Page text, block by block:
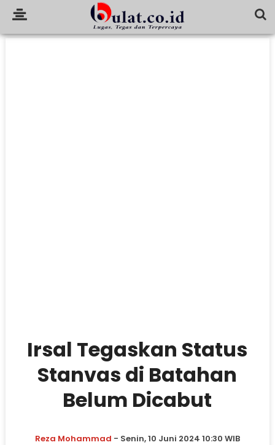
Irsal Tegaskan Status
Stanvas di Batahan
Belum Dicabut
Reza Mohammad - Senin, 10 Juni 2024 10:30 WIB